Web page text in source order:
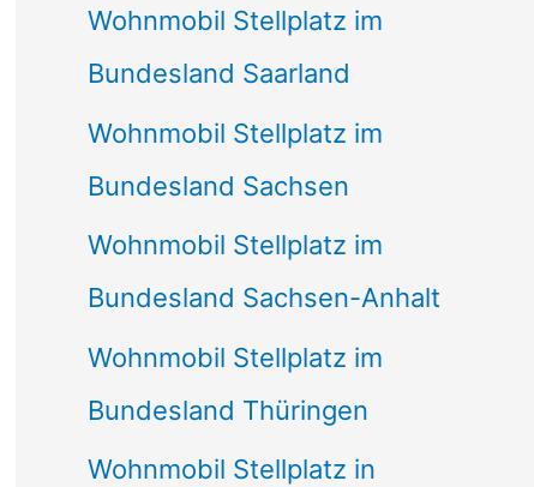
Wohnmobil Stellplatz im
Bundesland Saarland
Wohnmobil Stellplatz im
Bundesland Sachsen
Wohnmobil Stellplatz im
Bundesland Sachsen-Anhalt
Wohnmobil Stellplatz im
Bundesland Thüringen
Wohnmobil Stellplatz in